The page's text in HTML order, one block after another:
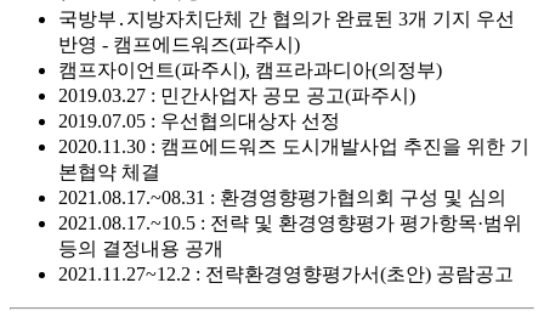
국방부․지방자치단체 간 협의가 완료된 3개 기지 우선
반영 - 캠프에드워즈(파주시)
캠프자이언트(파주시), 캠프라과디아(의정부)
2019.03.27 : 민간사업자 공모 공고(파주시)
2019.07.05 : 우선협의대상자 선정
2020.11.30 : 캠프에드워즈 도시개발사업 추진을 위한 기
본협약 체결
2021.08.17.~08.31 : 환경영향평가협의회 구성 및 심의
2021.08.17.~10.5 : 전략 및 환경영향평가 평가항목·범위
등의 결정내용 공개
2021.11.27~12.2 : 전략환경영향평가서(초안) 공람공고